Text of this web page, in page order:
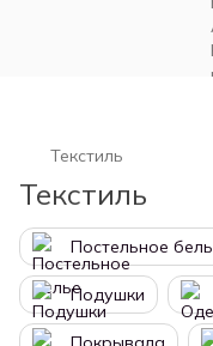
Текстиль
Текстиль
Постельное
Подушки